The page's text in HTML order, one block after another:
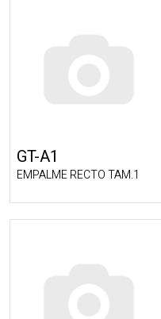
GT-A1
EMPALME RECTO TAM.1